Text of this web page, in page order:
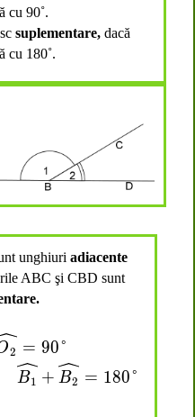
cu 90˚.
suplementare, dacă
cu 180˚.
unghiuri adiacente
ABC şi CBD sunt
+O
+O
2 = 90°
B1 undefined +B2
B1 undefined +B2
B1 + B2 = 180°